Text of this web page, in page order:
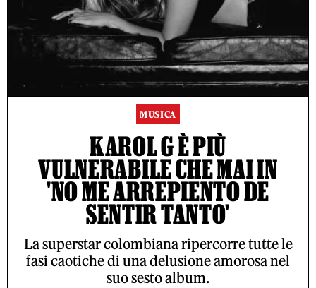
MUSICA
KAROL G È PIÙ
VULNERABILE CHE MAI IN
'NO ME ARREPIENTO DE
SENTIR TANTO'
La superstar colombiana ripercorre tutte le
fasi caotiche di una delusione amorosa nel
suo sesto album.